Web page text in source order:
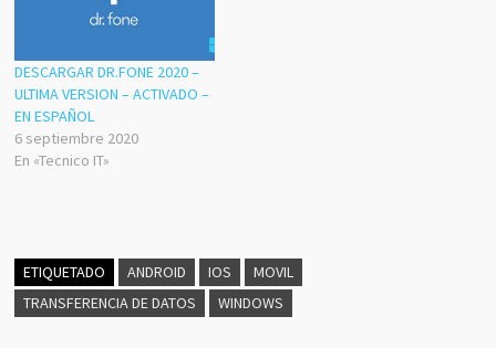
DESCARGAR DR.FONE 2020 –
ULTIMA VERSION – ACTIVADO –
EN ESPAÑOL
6 septiembre 2020
En «Tecnico IT»
ETIQUETADO ANDROID IOS
MOVIL
TRANSFERENCIA DE DATOS
WINDOWS